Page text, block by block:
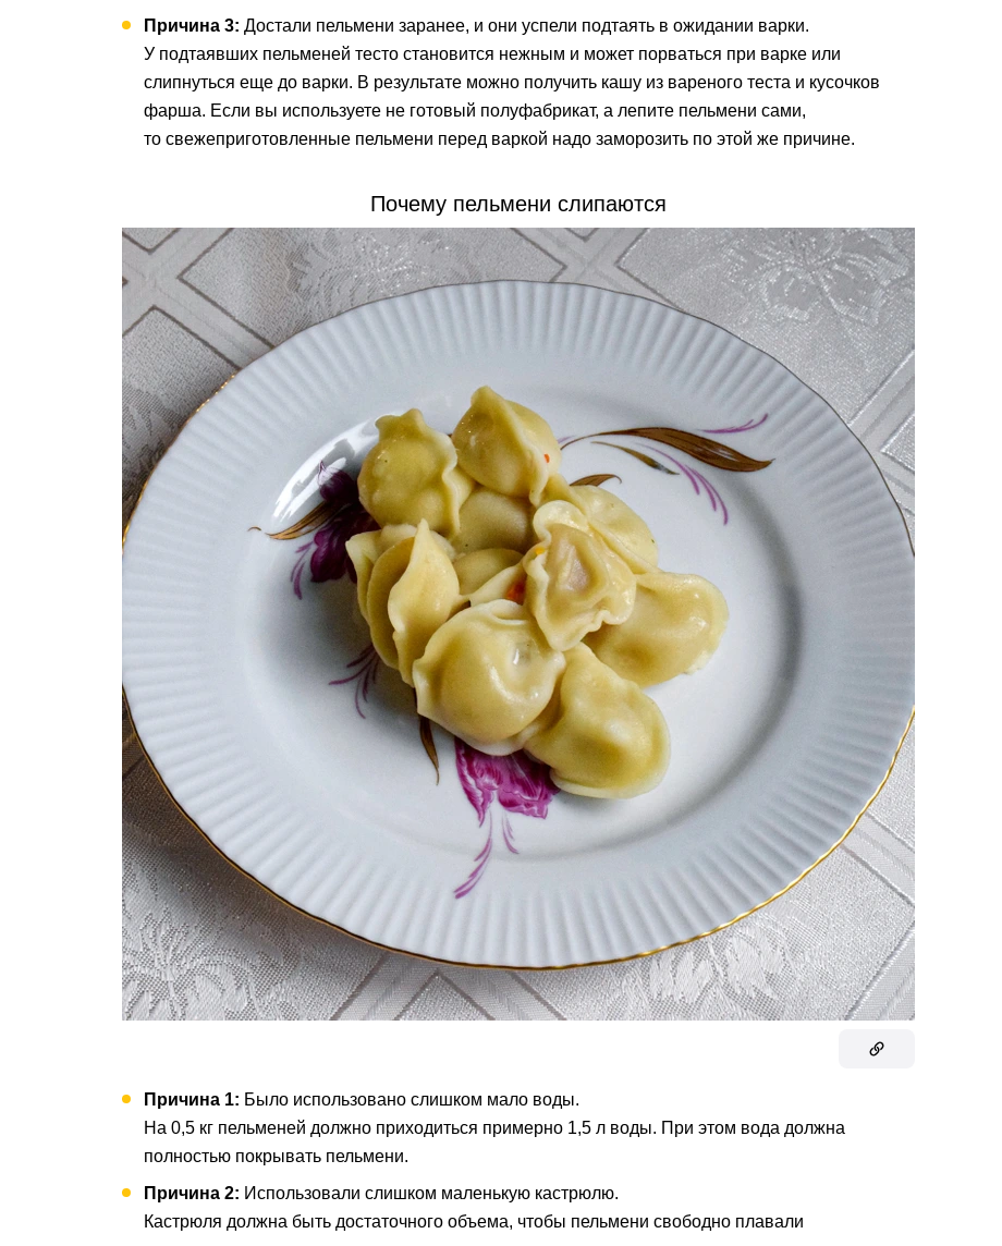
Причина 3: Достали пельмени заранее, и они успели подтаять в ожидании варки.
У подтаявших пельменей тесто становится нежным и может порваться при варке или
слипнуться еще до варки. В результате можно получить кашу из вареного теста и кусочков
фарша. Если вы используете не готовый полуфабрикат, а лепите пельмени сами,
то свежеприготовленные пельмени перед варкой надо заморозить по этой же причине.
Почему пельмени слипаются
Причина 1: Было использовано слишком мало воды.
На 0,5 кг пельменей должно приходиться примерно 1,5 л воды. При этом вода должна
полностью покрывать пельмени.
Причина 2: Использовали слишком маленькую кастрюлю.
Кастрюля должна быть достаточного объема, чтобы пельмени свободно плавали